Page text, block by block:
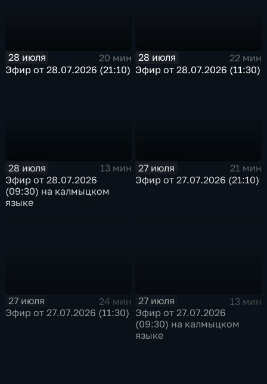
28 июля
20 мин
Эфир от 28.07.2026 (21:10)
28 июля
22 мин
Эфир от 28.07.2026 (11:30)
28 июля
13 мин
Эфир от 28.07.2026
(09:30) на калмыцком
языке
27 июля
21 мин
Эфир от 27.07.2026 (21:10)
27 июля
24 мин
Эфир от 27.07.2026 (11:30)
27 июля
13 мин
Эфир от 27.07.2026
(09:30) на калмыцком
языке